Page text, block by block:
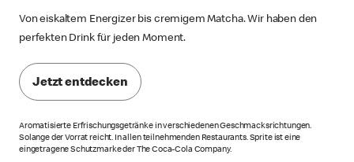
Von eiskaltem Energizer bis cremigem Matcha. Wir haben den
perfekten Drink für jeden Moment.
Jetzt entdecken
Aromatisierte Erfrischungsgetränke in verschiedenen Geschmacksrichtungen.
Solange der Vorrat reicht. In allen teilnehmenden Restaurants. Sprite ist eine
eingetragene Schutzmarke der The Coca-Cola Company.